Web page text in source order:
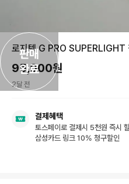
판매
완료
로지텍 G PRO SUPERLIGHT
95,000원
2달 전
결제혜택
토스페이로 결제시 5천원 즉시
삼성카드 링크 10% 청구할인